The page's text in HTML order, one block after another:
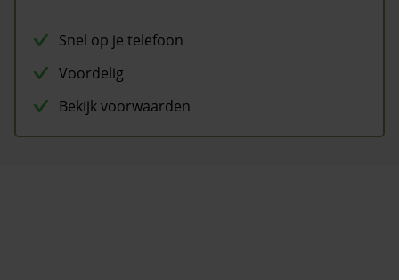
Snel op je telefoon
Voordelig
Bekijk voorwaarden